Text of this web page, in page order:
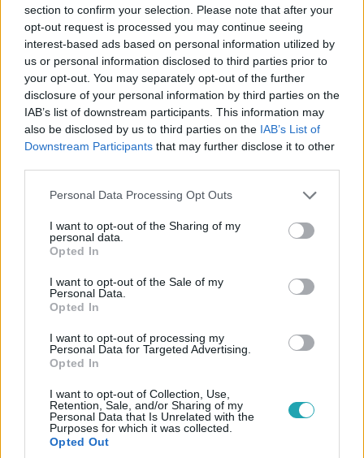
section to confirm your selection. Please note that after your
opt-out request is processed you may continue seeing
interest-based ads based on personal information utilized by
us or personal information disclosed to third parties prior to
your opt-out. You may separately opt-out of the further
disclosure of your personal information by third parties on the
IAB’s list of downstream participants. This information may
also be disclosed by us to third parties on the IAB’s List of
Downstream Participants that may further disclose it to other
Please note that this website/app uses one or more Google
not limited to your visit or usage behaviour. You may click to
grant or deny consent to Google and its third-party tags to
use your data for below specified purposes in below Google
consent section.
Personal Data Processing Opt Outs
I want to opt-out of the Sharing of my
personal data.
Opted In
I want to opt-out of the Sale of my
Personal Data.
Opted In
I want to opt-out of processing my
Personal Data for Targeted Advertising.
Opted In
I want to opt-out of Collection, Use,
Retention, Sale, and/or Sharing of my
Personal Data that Is Unrelated with the
Purposes for which it was collected.
Opted Out
Belföld
2023. augusztus 17. 9:29
atlétikai világbajnokságra
Fura, nehezen hihető pontokat tartalmazott a felhívás.